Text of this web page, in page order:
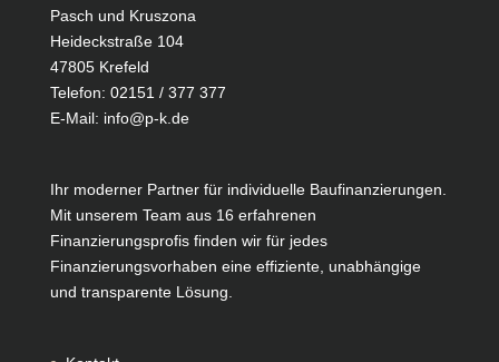
Pasch und Kruszona
Heideckstraße 104
47805 Krefeld
Telefon: 02151 / 377 377
E-Mail: info@p-k.de
Ihr moderner Partner für individuelle Baufinanzierungen.
Mit unserem Team aus 16 erfahrenen
Finanzierungsprofis finden wir für jedes
Finanzierungsvorhaben eine effiziente, unabhängige
und transparente Lösung.